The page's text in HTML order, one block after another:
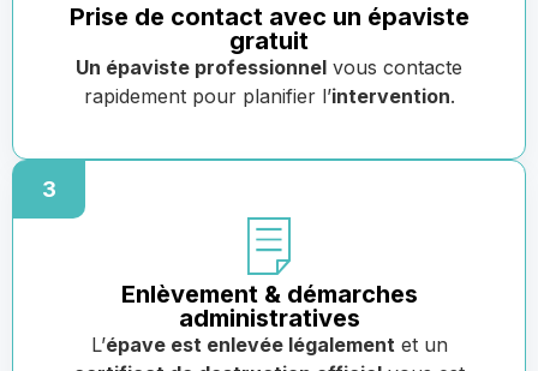
Prise de contact avec un épaviste
gratuit
Un épaviste professionnel vous contacte
rapidement pour planifier l’intervention.
3
Enlèvement & démarches
administratives
L’épave est enlevée légalement et un